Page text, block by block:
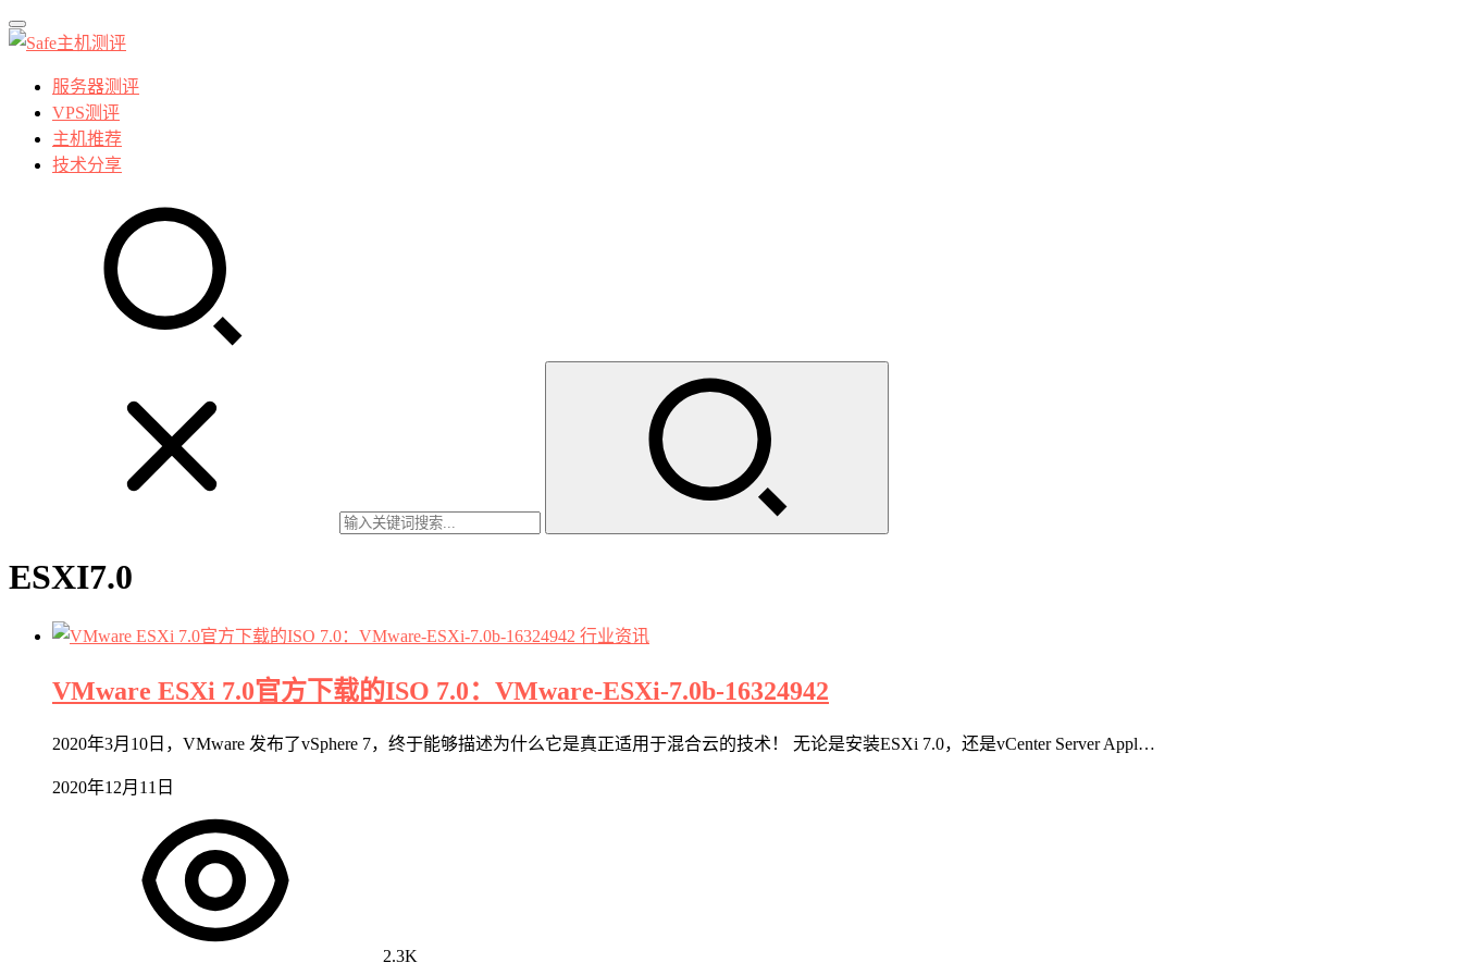
服务器测评
VPS测评
主机推荐
技术分享
ESXI7.0
行业资讯
VMware ESXi 7.0官方下载的ISO 7.0：VMware-ESXi-7.0b-16324942
2020年3月10日，VMware 发布了vSphere 7，终于能够描述为什么它是真正适用于混合云的技术！ 无论是安装ESXi 7.0，还是vCenter Server Appl…
2020年12月11日
2.3K